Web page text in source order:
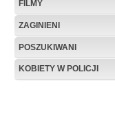
FILMY
ZAGINIENI
POSZUKIWANI
KOBIETY W POLICJI